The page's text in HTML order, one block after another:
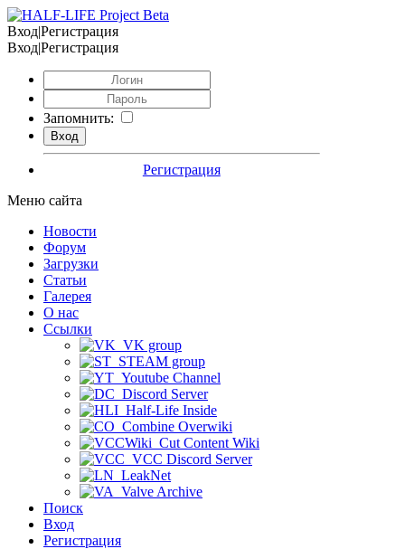
Вход|Регистрация
Вход|Регистрация
Запомнить:
Регистрация
Меню сайта
Новости
Форум
Загрузки
Статьи
Галерея
О нас
Ссылки
VK group
STEAM group
Youtube Channel
Discord Server
Half-Life Inside
Combine Overwiki
Cut Content Wiki
VCC Discord Server
LeakNet
Valve Archive
Поиск
Вход
Регистрация